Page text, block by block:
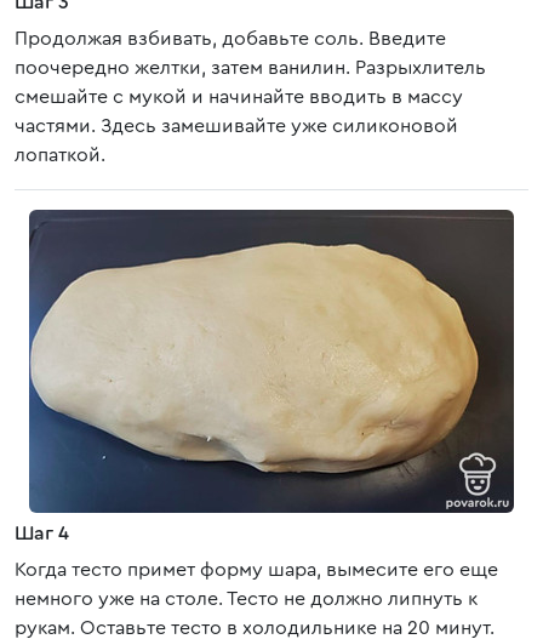
Продолжая взбивать, добавьте соль. Введите
поочередно желтки, затем ванилин. Разрыхлитель
смешайте с мукой и начинайте вводить в массу
частями. Здесь замешивайте уже силиконовой
лопаткой.
Шаг 4
Когда тесто примет форму шара, вымесите его еще
немного уже на столе. Тесто не должно липнуть к
рукам. Оставьте тесто в холодильнике на 20 минут.